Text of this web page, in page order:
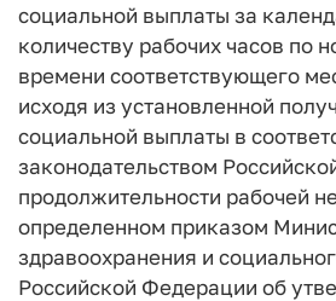
социальной выплаты за
количеству рабочих часов по
времени соответствующего
исходя из установленной
социальной выплаты в
законодательством
продолжительности рабочей
определенном приказом
здравоохранения и
Российской Федерации об